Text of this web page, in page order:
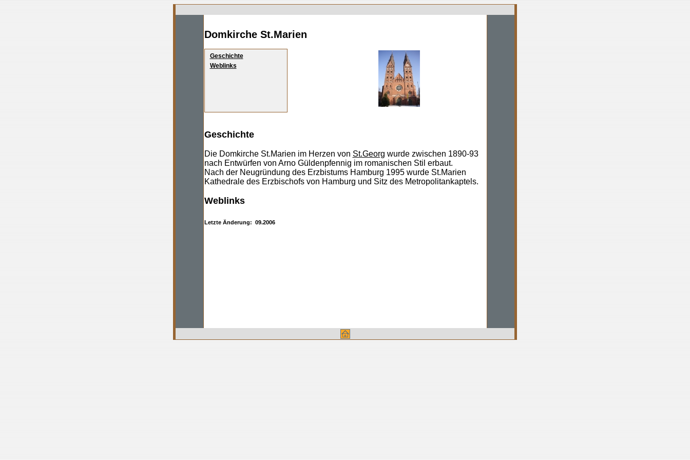
Domkirche St.Marien
Geschichte
Weblinks
Geschichte
Die Domkirche St.Marien im Herzen von St.Georg wurde zwischen 1890-93
nach Entwürfen von Arno Güldenpfennig im romanischen Stil erbaut.
Nach der Neugründung des Erzbistums Hamburg 1995 wurde St.Marien
Kathedrale des Erzbischofs von Hamburg und Sitz des Metropolitankaptels.
Weblinks
Letzte Änderung: 09.2006